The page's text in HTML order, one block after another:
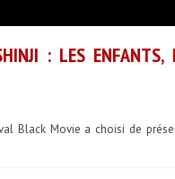
: LES ENFANTS,
Black Movie a choisi de